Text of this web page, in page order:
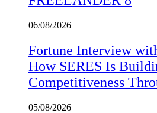
06/08/2026
Fortune Interview
How SERES Is
Competitiveness
05/08/2026